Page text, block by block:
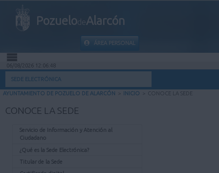
PozuelodeAlarcón
ÁREA PERSONAL
INICIO
INFORMACIÓN MUNICIPAL
06/08/2026 12:06:48
SEDE ELECTRÓNICA
AYUNTAMIENTO DE POZUELO DE ALARCÓN > INICIO > CONOCE LA SEDE
CONOCE LA SEDE
Servicio de Información y Atención al
Ciudadano
¿Qué es la Sede Electrónica?
Titular de la Sede